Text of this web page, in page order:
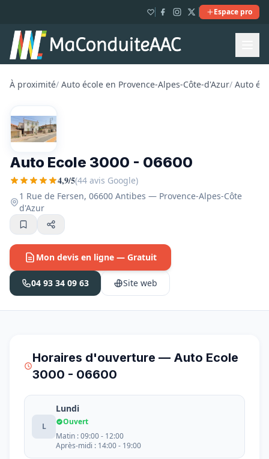
Espace pro
À proximité/ Auto école en Provence-Alpes-Côte-d'Azur/ Auto
Auto Ecole 3000 - 06600
4,9/5(44 avis Google)
1 Rue de Fersen, 06600 Antibes — Provence-Alpes-Côte
d'Azur
Mon devis en ligne — Gratuit
04 93 34 09 63 Site web
Horaires d'ouverture — Auto Ecole
3000 - 06600
L
Lundi
Ouvert
Matin : 09:00 - 12:00
Après-midi : 14:00 - 19:00